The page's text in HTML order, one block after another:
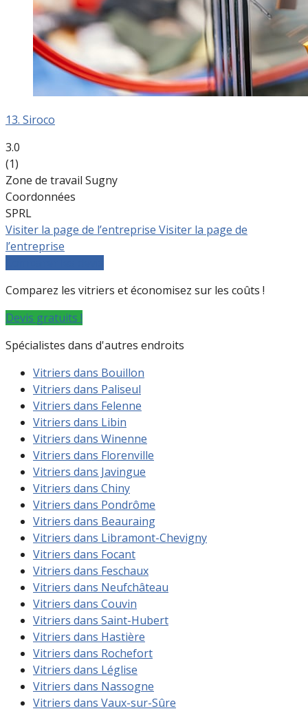
13. Siroco
3.0
(1)
Zone de travail Sugny
Coordonnées
SPRL
Visiter la page de l’entreprise Visiter la page de
l’entreprise
Comparez les vitriers et économisez sur les coûts !
Devis gratuits !
Spécialistes dans d'autres endroits
Vitriers dans Bouillon
Vitriers dans Paliseul
Vitriers dans Felenne
Vitriers dans Libin
Vitriers dans Winenne
Vitriers dans Florenville
Vitriers dans Javingue
Vitriers dans Chiny
Vitriers dans Pondrôme
Vitriers dans Beauraing
Vitriers dans Libramont-Chevigny
Vitriers dans Focant
Vitriers dans Feschaux
Vitriers dans Neufchâteau
Vitriers dans Couvin
Vitriers dans Saint-Hubert
Vitriers dans Hastière
Vitriers dans Rochefort
Vitriers dans Léglise
Vitriers dans Nassogne
Vitriers dans Vaux-sur-Sûre